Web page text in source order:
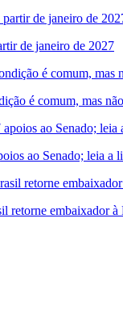
de janeiro de 2027
é comum, mas
ao Senado; leia a
retorne embaixador